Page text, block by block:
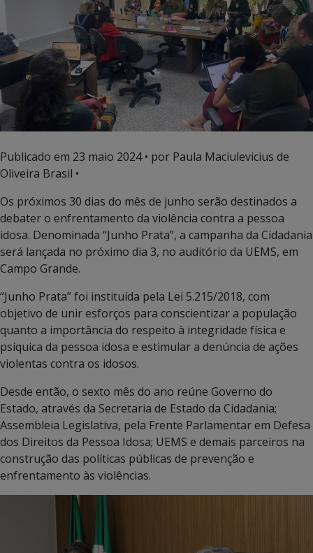
Publicado em 23 maio 2024• por Paula Maciulevicius de
Oliveira Brasil •
Os próximos 30 dias do mês de junho serão destinados a
debater o enfrentamento da violência contra a pessoa
idosa. Denominada “Junho Prata”, a campanha da Cidadania
será lançada no próximo dia 3, no auditório da UEMS, em
Campo Grande.
“Junho Prata” foi instituída pela Lei 5.215/2018, com
objetivo de unir esforços para conscientizar a população
quanto a importância do respeito à integridade física e
psíquica da pessoa idosa e estimular a denúncia de ações
violentas contra os idosos.
Desde então, o sexto mês do ano reúne Governo do
Estado, através da Secretaria de Estado da Cidadania;
Assembleia Legislativa, pela Frente Parlamentar em Defesa
dos Direitos da Pessoa Idosa; UEMS e demais parceiros na
construção das políticas públicas de prevenção e
enfrentamento às violências.